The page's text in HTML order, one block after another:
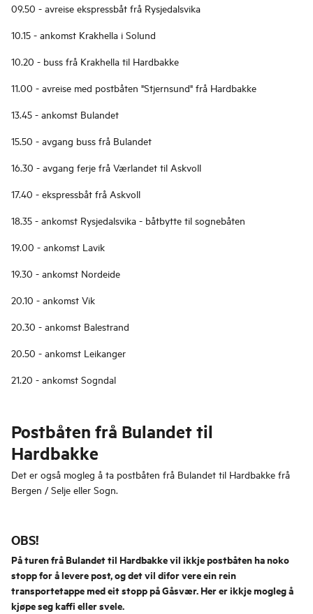
09.50 - avreise ekspressbåt frå Rysjedalsvika
10.15 - ankomst Krakhella i Solund
10.20 - buss frå Krakhella til Hardbakke
11.00 - avreise med postbåten "Stjernsund" frå Hardbakke
13.45 - ankomst Bulandet
15.50 - avgang buss frå Bulandet
16.30 - avgang ferje frå Værlandet til Askvoll
17.40 - ekspressbåt frå Askvoll
18.35 - ankomst Rysjedalsvika - båtbytte til sognebåten
19.00 - ankomst Lavik
19.30 - ankomst Nordeide
20.10 - ankomst Vik
20.30 - ankomst Balestrand
20.50 - ankomst Leikanger
21.20 - ankomst Sogndal
Postbåten frå Bulandet til
Hardbakke
Det er også mogleg å ta postbåten frå Bulandet til Hardbakke frå
Bergen / Selje eller Sogn.
OBS!
På turen frå Bulandet til Hardbakke vil ikkje postbåten ha noko
stopp for å levere post, og det vil difor vere ein rein
transportetappe med eit stopp på Gåsvær. Her er ikkje mogleg å
kjøpe seg kaffi eller svele.